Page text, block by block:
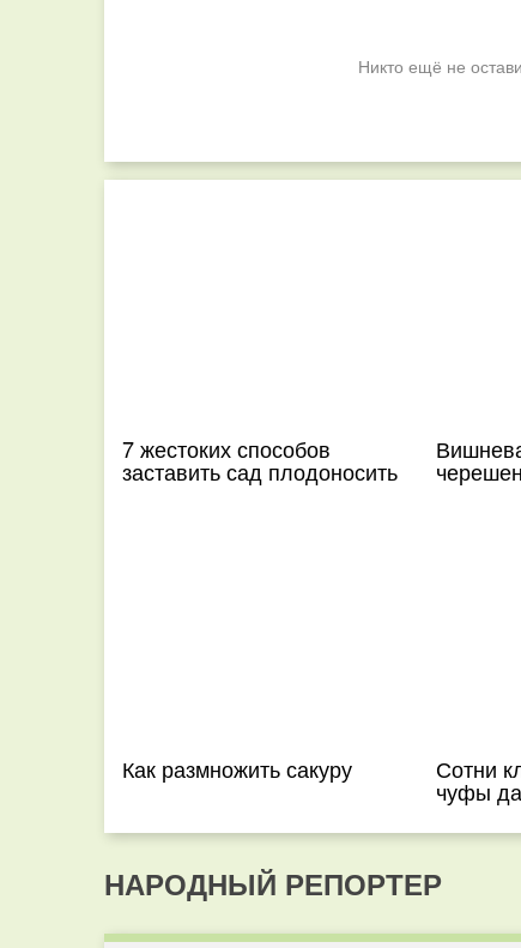
Никто ещё не
7 жестоких способов
заставить сад плодоносить черешен
Как размножить сакуру Сотни
чуфы
НАРОДНЫЙ РЕПОРТЕР